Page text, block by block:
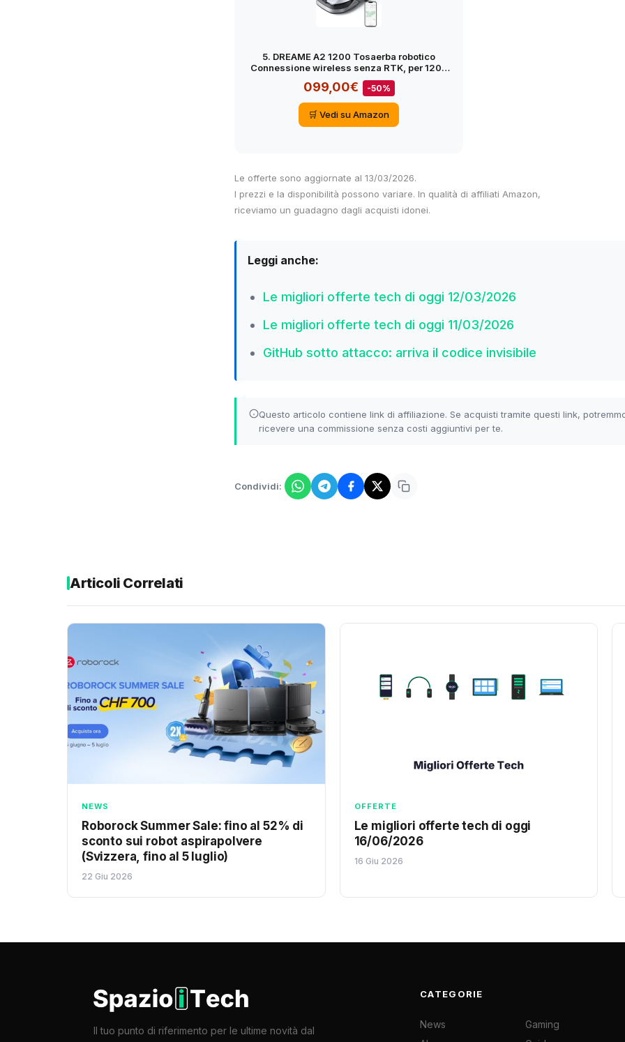
5. DREAME A2 1200 Tosaerba robotico
Connessione wireless senza RTK, per 1200
m², LiDAR 3D a 360 e visione AI, capacità …
099,00€ -50%
🛒 Vedi su Amazon
Le offerte sono aggiornate al 13/03/2026.
I prezzi e la disponibilità possono variare. In qualità di affiliati Amazon,
riceviamo un guadagno dagli acquisti idonei.
Leggi anche:
Le migliori offerte tech di oggi 12/03/2026
Le migliori offerte tech di oggi 11/03/2026
GitHub sotto attacco: arriva il codice invisibile
Questo articolo contiene link di affiliazione. Se acquisti tramite questi link,
ricevere una commissione senza costi aggiuntivi per te.
Condividi:
Articoli Correlati
NEWS
Roborock Summer Sale: fino al 52% di
sconto sui robot aspirapolvere
(Svizzera, fino al 5 luglio)
22 Giu 2026
OFFERTE
Le migliori offerte tech di oggi
16/06/2026
16 Giu 2026
Il tuo punto di riferimento per le ultime novità dal
CATEGORIE
News
Gaming